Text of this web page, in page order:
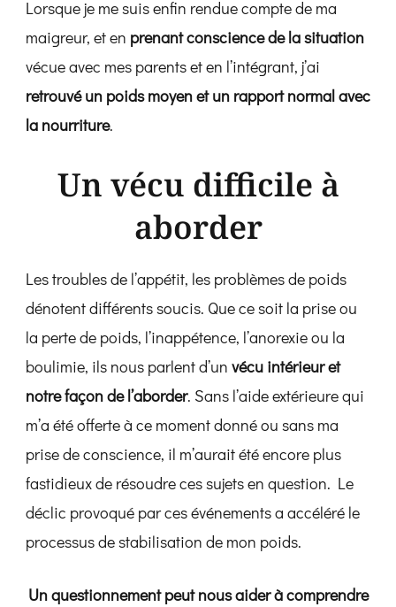
Lorsque je me suis enfin rendue compte de ma
maigreur, et en prenant conscience de la situation
vécue avec mes parents et en l’intégrant, j’ai
retrouvé un poids moyen et un rapport normal avec
la nourriture.
Un vécu difficile à
aborder
Les troubles de l’appétit, les problèmes de poids
dénotent différents soucis. Que ce soit la prise ou
la perte de poids, l’inappétence, l’anorexie ou la
boulimie, ils nous parlent d’un vécu intérieur et
notre façon de l’aborder. Sans l’aide extérieure qui
m’a été offerte à ce moment donné ou sans ma
prise de conscience, il m’aurait été encore plus
fastidieux de résoudre ces sujets en question. Le
déclic provoqué par ces événements a accéléré le
processus de stabilisation de mon poids.
Un questionnement peut nous aider à comprendre